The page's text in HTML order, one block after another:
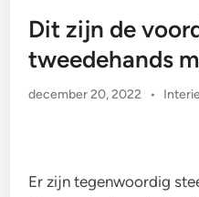
Dit zijn de
tweedehands
december 20, 2022 •
Er zijn tegenwoordig